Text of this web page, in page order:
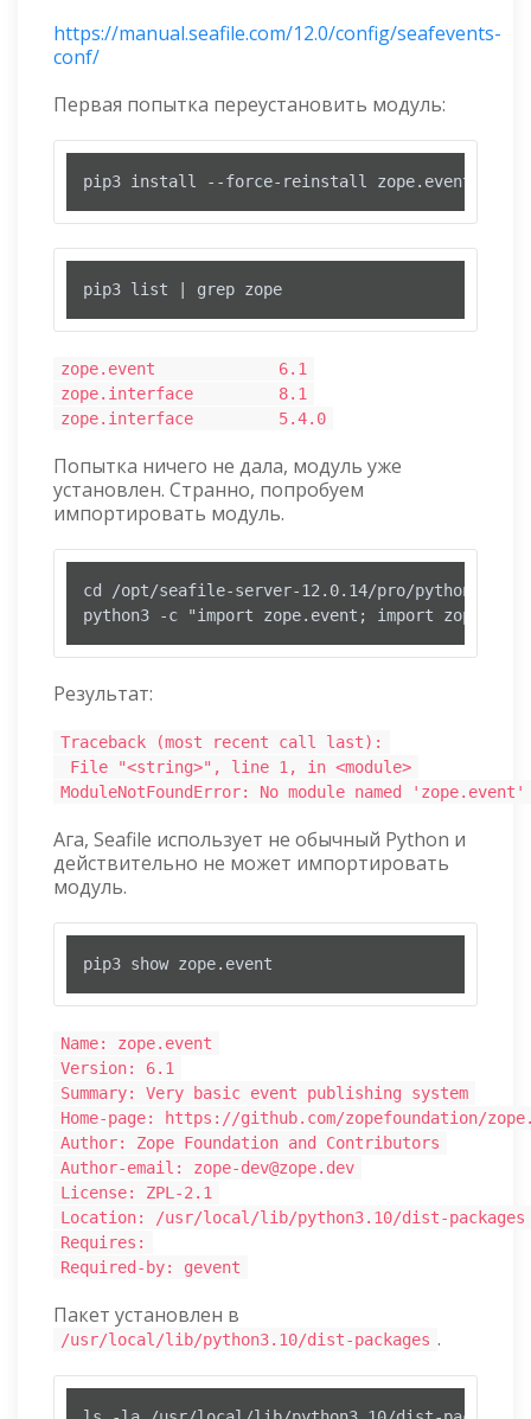
https://manual.seafile.com/12.0/config/seafevents-
conf/
Первая попытка переустановить модуль:
pip3 install --force-reinstall zope.event
pip3 list | grep zope
zope.event 6.1
zope.interface 8.1
zope.interface 5.4.0
Попытка ничего не дала, модуль уже
установлен. Странно, попробуем
импортировать модуль.
cd /opt/seafile-server-12.0.14/pro/python
python3 -c "import zope.event; import
Результат:
Traceback (most recent call last):
File "<string>", line 1, in <module>
ModuleNotFoundError: No module named 'zope.event'
Ага, Seafile использует не обычный Python и
действительно не может импортировать
модуль.
pip3 show zope.event
Name: zope.event
Version: 6.1
Summary: Very basic event publishing system
Home-page: https://github.com/zopefoundation/
Author: Zope Foundation and Contributors
Author-email: zope-dev@zope.dev
License: ZPL-2.1
Location: /usr/local/lib/python3.10/dist-packages
Requires:
Required-by: gevent
Пакет установлен в
/usr/local/lib/python3.10/dist-packages .